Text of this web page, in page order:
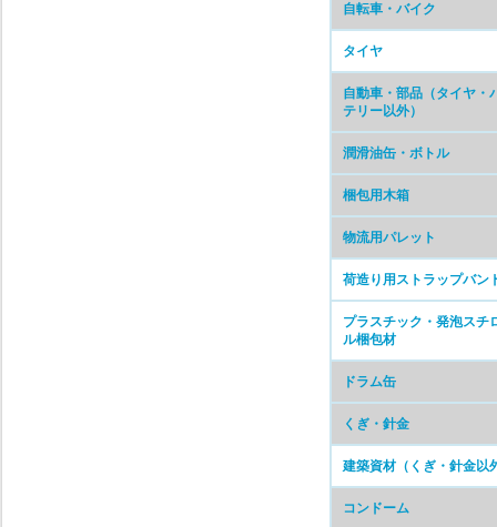
自転車・バイク
タイヤ
自動車・部品（タイヤ・
テリー以外）
潤滑油缶・ボトル
梱包用木箱
物流用パレット
荷造り用ストラップバン
プラスチック・発泡スチ
ル梱包材
ドラム缶
くぎ・針金
建築資材（くぎ・針金以
コンドーム